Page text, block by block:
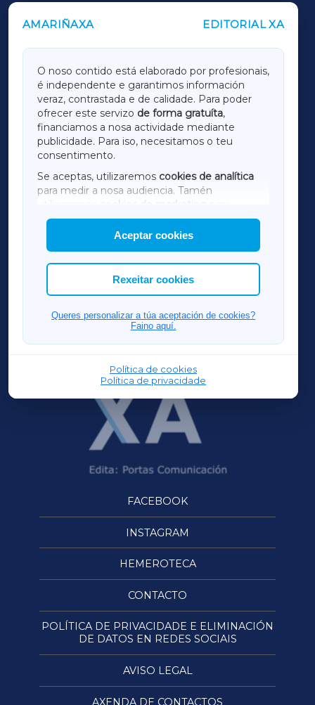
AMARIÑAXA EDITORIAL XA
O noso contido está elaborado por profesionais,
é independente e garantimos información
veraz, contrastada e de calidade. Para poder
ofrecer este servizo de forma gratuíta,
financiamos a nosa actividade mediante
publicidade. Para iso, necesitamos o teu
consentimento.
Se aceptas, utilizaremos cookies de analítica
para medir a nosa audiencia. Tamén
utilizaremos
cookies de marketing
mostrar publicidade de terceiros.
Así mesmo, podes personalizar a elección das
cookies que desexas permitir.
Aceptar cookies
Rexeitar cookies
Queres personalizar a túa aceptación de cookies?
Faino aquí.
Política de cookies
Política de privacidade
OUTROS PERIÓDICOS
LUGOXA
TERRACHAXA
AMARIÑAXA
RIBEIRASACRAXA
ACORUÑAXA
FERROLXA
OURENSEXA
FACEBOOK
INSTAGRAM
HEMEROTECA
CONTACTO
POLÍTICA DE PRIVACIDADE E ELIMINACIÓN
DE DATOS EN REDES SOCIAIS
AVISO LEGAL
AXENDA DE CONTACTOS